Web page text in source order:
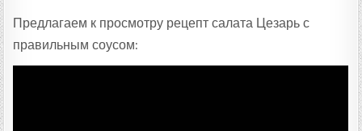
Предлагаем к просмотру рецепт салата Цезарь с
правильным соусом: